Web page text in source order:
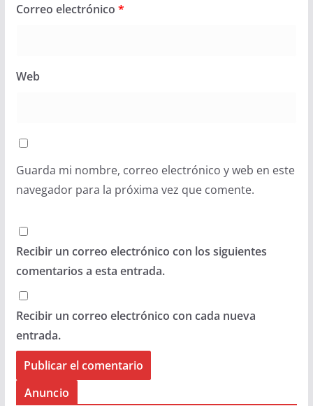
Correo electrónico *
Web
Guarda mi nombre, correo electrónico y web en este
navegador para la próxima vez que comente.
Recibir un correo electrónico con los siguientes
comentarios a esta entrada.
Recibir un correo electrónico con cada nueva
entrada.
Anuncio